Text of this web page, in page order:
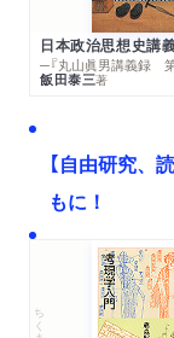
日本政治思想史講
飯田泰三著
【自由研究、
もに！
ちくま文庫